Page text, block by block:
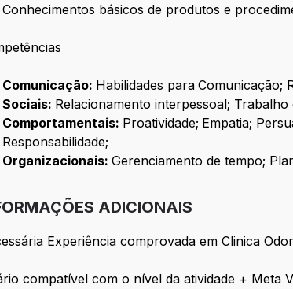
Conhecimentos básicos de produtos e
Comunicação: Habilidades para Comunicação;
Sociais: Relacionamento interpessoal;
Comportamentais: Proatividade; Empatia;
Responsabilidade;
Organizacionais:Gerenciamento de tempo;
ADICIONAIS
Experiência comprovada em Clinica
compatível com o nível da atividade + Meta